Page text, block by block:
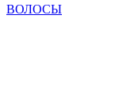
ВОЛОСЫ